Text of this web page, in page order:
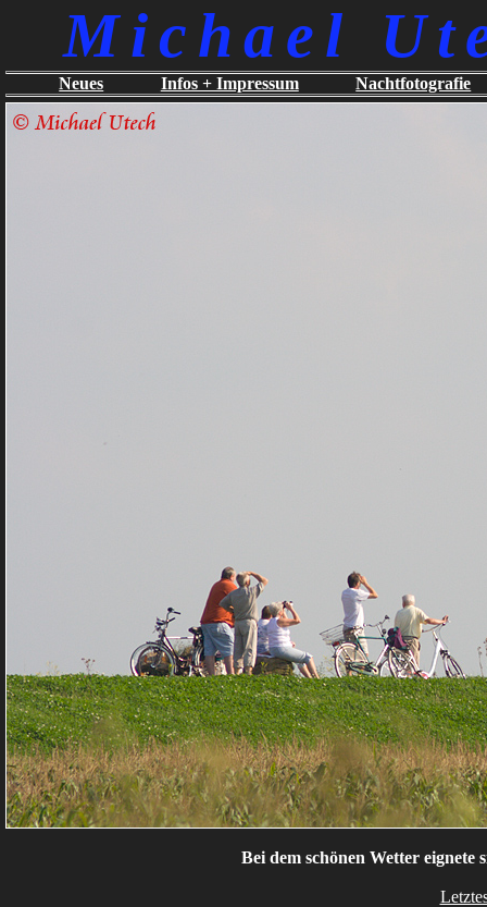
Michael
Neues Infos + Impressum Nachtfotografie
Bei dem schönen Wetter